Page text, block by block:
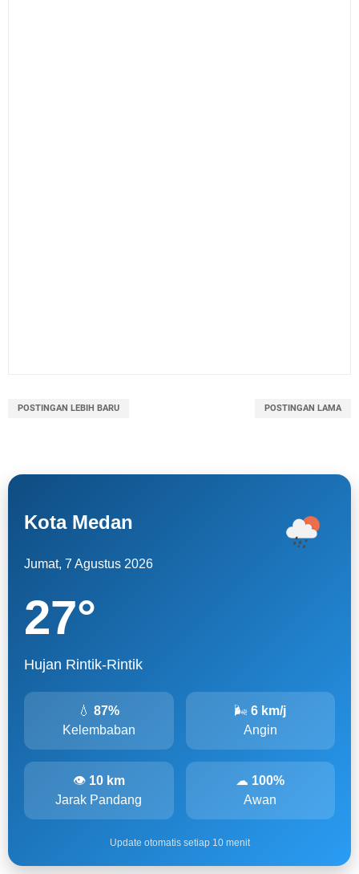
POSTINGAN LEBIH BARU POSTINGAN LAMA
Kota Medan
Jumat, 7 Agustus 2026
27°
Hujan Rintik-Rintik
💧87%
Kelembaban
🌬6 km/j
Angin
👁 10 km
Jarak Pandang
☁ 100%
Awan
Update otomatis setiap 10 menit